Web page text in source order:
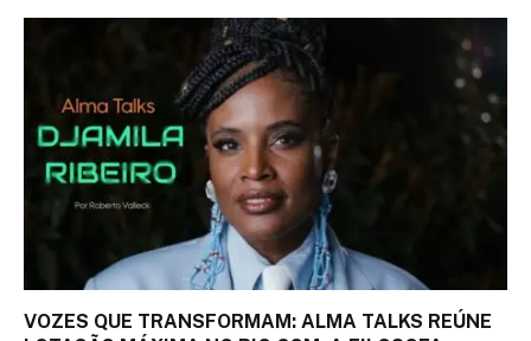
VOZES QUE TRANSFORMAM: ALMA TALKS REÚNE